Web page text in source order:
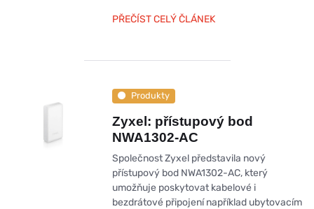
PŘEČÍST CELÝ ČLÁNEK
Produkty
Zyxel: přístupový bod
NWA1302-AC
Společnost Zyxel představila nový
přístupový bod NWA1302-AC, který
umožňuje poskytovat kabelové i
bezdrátové připojení například ubytovacím